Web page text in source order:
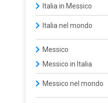
Italia in Messico
Italia nel mondo
Messico
Messico in Italia
Messico nel mondo